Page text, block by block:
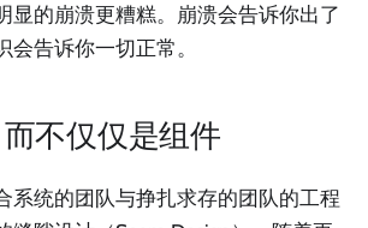
显的崩溃更糟糕。崩溃会告诉你出了
会告诉你一切正常。
不仅仅是组件
系统的团队与挣扎求存的团队的工程